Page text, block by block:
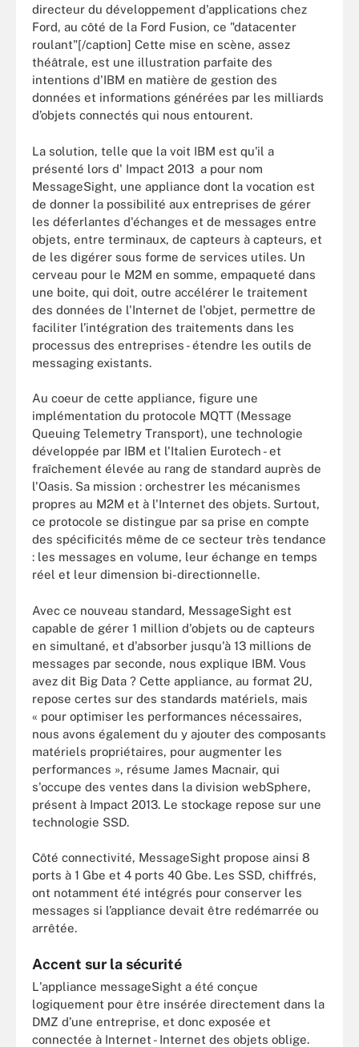
directeur du développement d'applications chez
Ford, au côté de la Ford Fusion, ce "datacenter
roulant"[/caption] Cette mise en scène, assez
théâtrale, est une illustration parfaite des
intentions d'IBM en matière de gestion des
données et informations générées par les milliards
d’objets connectés qui nous entourent.
La solution, telle que la voit IBM est qu'il a
présenté lors d' Impact 2013 a pour nom
MessageSight, une appliance dont la vocation est
de donner la possibilité aux entreprises de gérer
les déferlantes d'échanges et de messages entre
objets, entre terminaux, de capteurs à capteurs, et
de les digérer sous forme de services utiles. Un
cerveau pour le M2M en somme, empaqueté dans
une boite, qui doit, outre accélérer le traitement
des données de l'Internet de l'objet, permettre de
faciliter l’intégration des traitements dans les
processus des entreprises - étendre les outils de
messaging existants.
Au coeur de cette appliance, figure une
implémentation du protocole MQTT (Message
Queuing Telemetry Transport), une technologie
développée par IBM et l'Italien Eurotech - et
fraîchement élevée au rang de standard auprès de
l'Oasis. Sa mission : orchestrer les mécanismes
propres au M2M et à l'Internet des objets. Surtout,
ce protocole se distingue par sa prise en compte
des spécificités même de ce secteur très tendance
: les messages en volume, leur échange en temps
réel et leur dimension bi-directionnelle.
Avec ce nouveau standard, MessageSight est
capable de gérer 1 million d'objets ou de capteurs
en simultané, et d'absorber jusqu'à 13 millions de
messages par seconde, nous explique IBM. Vous
avez dit Big Data ? Cette appliance, au format 2U,
repose certes sur des standards matériels, mais
« pour optimiser les performances nécessaires,
nous avons également du y ajouter des composants
matériels propriétaires, pour augmenter les
performances », résume James Macnair, qui
s'occupe des ventes dans la division webSphere,
présent à Impact 2013. Le stockage repose sur une
technologie SSD.
Côté connectivité, MessageSight propose ainsi 8
ports à 1 Gbe et 4 ports 40 Gbe. Les SSD, chiffrés,
ont notamment été intégrés pour conserver les
messages si l’appliance devait être redémarrée ou
arrêtée.
Accent sur la sécurité
L'appliance messageSight a été conçue
logiquement pour être insérée directement dans la
DMZ d’une entreprise, et donc exposée et
connectée à Internet - Internet des objets oblige.